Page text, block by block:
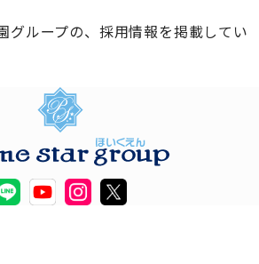
グループの、採用情報を掲載してい